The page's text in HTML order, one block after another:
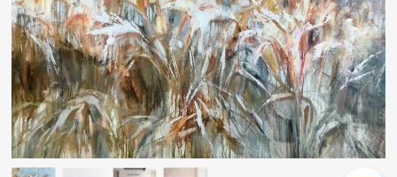
Каталог Художники
О нас Услуги
События Контакты
Другие проекты